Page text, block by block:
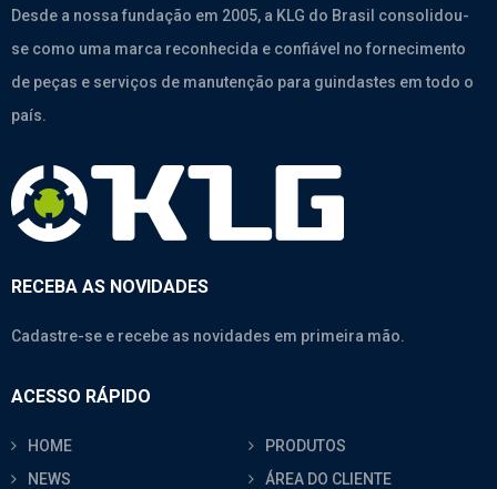
Desde a nossa fundação em 2005, a KLG do Brasil consolidou-
se como uma marca reconhecida e confiável no fornecimento
de peças e serviços de manutenção para guindastes em todo o
país.
RECEBA AS NOVIDADES
Cadastre-se e recebe as novidades em primeira mão.
ACESSO RÁPIDO
HOME
PRODUTOS
NEWS
ÁREA DO CLIENTE